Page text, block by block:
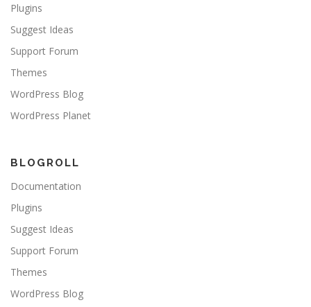
Plugins
Suggest Ideas
Support Forum
Themes
WordPress Blog
WordPress Planet
BLOGROLL
Documentation
Plugins
Suggest Ideas
Support Forum
Themes
WordPress Blog